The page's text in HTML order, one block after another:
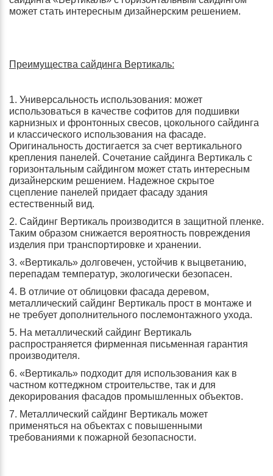
может стать интересным дизайнерским решением.
Преимущества сайдинга Вертикаль:
1. Универсальность использования: может
использоваться в качестве софитов для подшивки
карнизных и фронтонных свесов, цокольного сайдинга
и классического использования на фасаде.
Оригинальность достигается за счет вертикального
крепления панелей. Сочетание сайдинга Вертикаль с
горизонтальным сайдингом может стать интересным
дизайнерским решением. Надежное скрытое
сцепление панелей придает фасаду здания
естественный вид.
2. Сайдинг Вертикаль производится в защитной пленке.
Таким образом снижается вероятность повреждения
изделия при транспортировке и хранении.
3. «Вертикаль» долговечен, устойчив к выцветанию,
перепадам температур, экологически безопасен.
4. В отличие от облицовки фасада деревом,
металлический сайдинг Вертикаль прост в монтаже и
не требует дополнительного послемонтажного ухода.
5. На металлический сайдинг Вертикаль
распространяется фирменная письменная гарантия
производителя.
6. «Вертикаль» подходит для использования как в
частном коттеджном строительстве, так и для
декорирования фасадов промышленных объектов.
7. Металлический сайдинг Вертикаль может
применяться на объектах с повышенными
требованиями к пожарной безопасности.